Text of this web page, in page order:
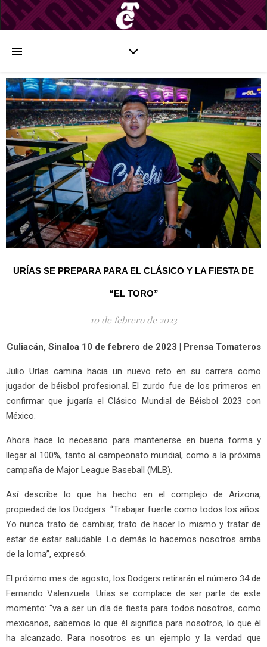
URÍAS SE PREPARA PARA EL CLÁSICO Y LA FIESTA DE
“EL TORO”
10 de febrero de 2023
Culiacán, Sinaloa 10 de febrero de 2023 | Prensa Tomateros
Julio Urías camina hacia un nuevo reto en su carrera como
jugador de béisbol profesional. El zurdo fue de los primeros en
confirmar que jugaría el Clásico Mundial de Béisbol 2023 con
México.
Ahora hace lo necesario para mantenerse en buena forma y
llegar al 100%, tanto al campeonato mundial, como a la próxima
campaña de Major League Baseball (MLB).
Así describe lo que ha hecho en el complejo de Arizona,
propiedad de los Dodgers. “Trabajar fuerte como todos los años.
Yo nunca trato de cambiar, trato de hacer lo mismo y tratar de
estar de estar saludable. Lo demás lo hacemos nosotros arriba
de la loma”, expresó.
El próximo mes de agosto, los Dodgers retirarán el número 34 de
Fernando Valenzuela. Urías se complace de ser parte de este
momento: “va a ser un día de fiesta para todos nosotros, como
mexicanos, sabemos lo que él significa para nosotros, lo que él
ha alcanzado. Para nosotros es un ejemplo y la verdad que